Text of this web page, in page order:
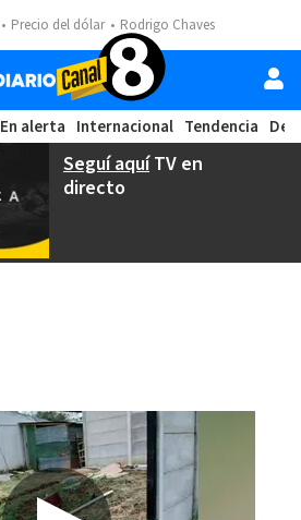
Precio del dólar Rodrigo Chaves
En alerta Internacional Tendencia
Seguí aquíTV en
directo